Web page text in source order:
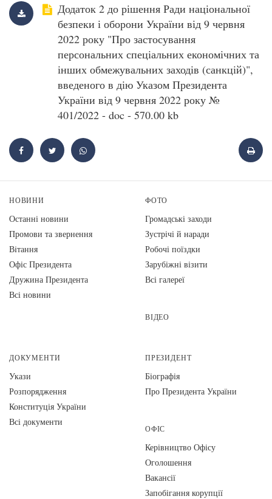
Додаток 2 до рішення Ради національної
безпеки і оборони України від 9 червня
2022 року "Про застосування
персональних спеціальних економічних та
інших обмежувальних заходів (санкцій)",
введеного в дію Указом Президента
України від 9 червня 2022 року №
401/2022 - doc - 570.00 kb
НОВИНИ
Останні новини
Промови та звернення
Вiтання
Офіс Президента
Дружина Президента
Всі новини
ФОТО
Громадські заходи
Зустрічі й наради
Робочі поїздки
Зарубіжні візити
Всі галереї
ВІДЕО
ДОКУМЕНТИ
Укази
Розпорядження
Конституція України
Всі документи
ПРЕЗИДЕНТ
Біографія
Про Президента України
ОФІС
Керівництво Офісу
Оголошення
Вакансії
Запобігання корупції